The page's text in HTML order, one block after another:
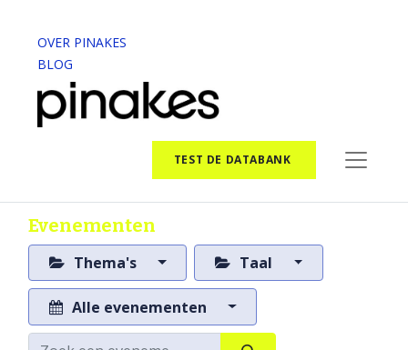
OVER PINAKES
BLOG
TEST DE DATABANK
Evenementen
Thema's Taal
Alle evenementen